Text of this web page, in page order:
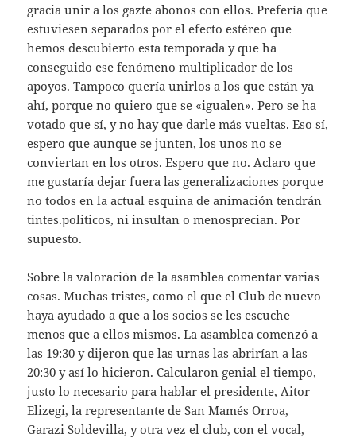
gracia unir a los gazte abonos con ellos. Prefería que
estuviesen separados por el efecto estéreo que
hemos descubierto esta temporada y que ha
conseguido ese fenómeno multiplicador de los
apoyos. Tampoco quería unirlos a los que están ya
ahí, porque no quiero que se «igualen». Pero se ha
votado que sí, y no hay que darle más vueltas. Eso sí,
espero que aunque se junten, los unos no se
conviertan en los otros. Espero que no. Aclaro que
me gustaría dejar fuera las generalizaciones porque
no todos en la actual esquina de animación tendrán
tintes.politicos, ni insultan o menosprecian. Por
supuesto.
Sobre la valoración de la asamblea comentar varias
cosas. Muchas tristes, como el que el Club de nuevo
haya ayudado a que a los socios se les escuche
menos que a ellos mismos. La asamblea comenzó a
las 19:30 y dijeron que las urnas las abrirían a las
20:30 y así lo hicieron. Calcularon genial el tiempo,
justo lo necesario para hablar el presidente, Aitor
Elizegi, la representante de San Mamés Orroa,
Garazi Soldevilla, y otra vez el club, con el vocal,